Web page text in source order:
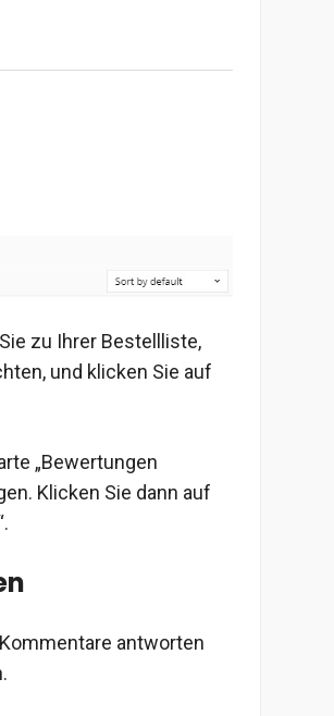
zu Ihrer Bestellliste,
und klicken Sie auf
„Bewertungen
Klicken Sie dann auf
antworten